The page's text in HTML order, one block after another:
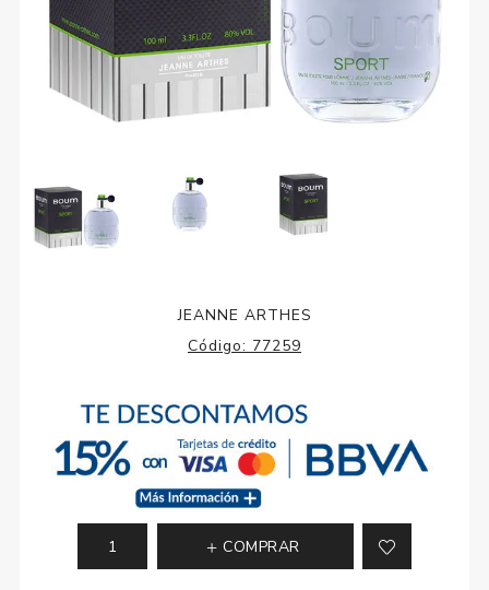
JEANNE ARTHES
Código: 77259
COMPRAR